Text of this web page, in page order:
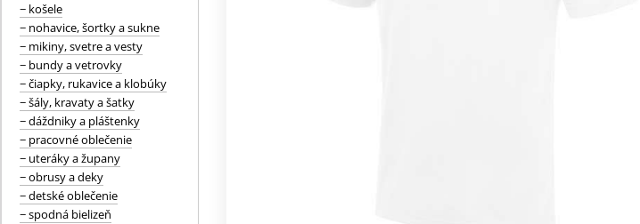
− košele
− nohavice, šortky a sukne
− mikiny, svetre a vesty
− bundy a vetrovky
− čiapky, rukavice a klobúky
− šály, kravaty a šatky
− dáždniky a pláštenky
− pracovné oblečenie
− uteráky a župany
− obrusy a deky
− detské oblečenie
− spodná bielizeň